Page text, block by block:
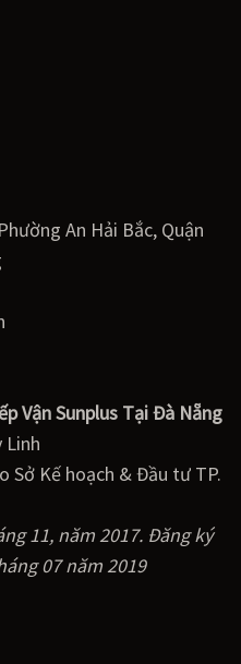
An Hải Bắc, Quận
Vận Sunplus Tại Đà Nẵng
Linh
Sở Kế hoạch & Đầu tư TP.
11, năm 2017. Đăng ký
07 năm 2019